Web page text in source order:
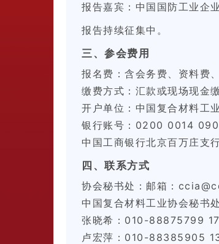
报告嘉宾：中国国防工业企
报告持续征集中。
三、参会费用
报名费：含会务费、资料费
缴费方式：汇款或现场现金
开户单位：中国复合材料工
银行账号： 0200 0014
中国工商银行北京百万庄支
四、联系方式
协会秘书处：邮箱：
中国复合材料工业协会秘书处
张晓希：010-88875799
卢宏萍：010-88385905